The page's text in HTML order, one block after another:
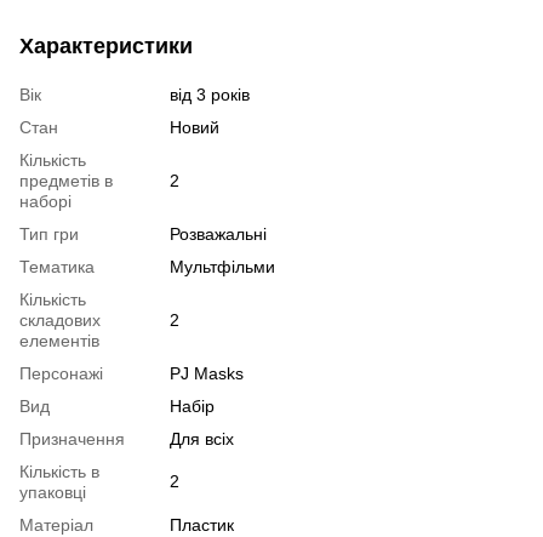
Характеристики
Вік
від 3 років
Стан
Новий
Кількість
предметів в
наборі
2
Тип гри
Розважальні
Тематика
Мультфільми
Кількість
складових
елементів
2
Персонажі
PJ Masks
Вид
Набір
Призначення
Для всіх
Кількість в
упаковці
2
Матеріал
Пластик